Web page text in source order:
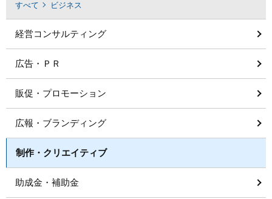
すべて ビジネス
経営コンサルティング
広告・ＰＲ
販促・プロモーション
広報・ブランディング
制作・クリエイティブ
助成金・補助金